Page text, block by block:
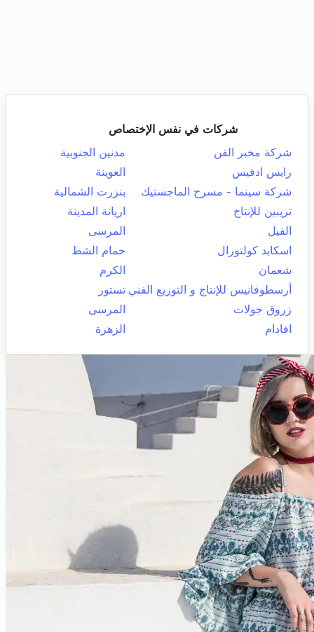
شركات في نفس الإختصاص
شركة مخبر الفن
مدنين الجنوبية
رايس ادفيس
العوينة
شركة سينما - مسرح الماجستيك
بنزرت الشمالية
تريبين للإنتاج
اريانة المدينة
الفيل
المرسى
اسكابد كولتورال
حمام الشط
شعمان
الكرم
أرسطوفانيس للإنتاج و التوزيع الفني تستور
زروق جولات
المرسى
افادام
الزهرة